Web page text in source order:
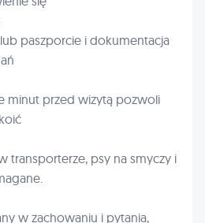
paszporcie i dokumentacja
minut przed wizytą pozwoli
transporterze, psy na smyczy i
w zachowaniu i pytania,